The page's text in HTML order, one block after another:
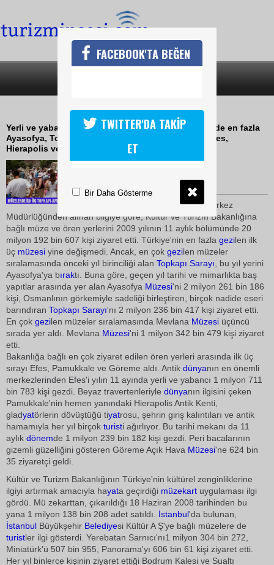
MÜZELERE 20 MİLYON ZİYARETÇİ
Yerli ve yabancı turistler, bu yılın 11 aylık döneminde en fazla
Ayasofya, Topkapı Sarayı ve Mevlana Müzesi ile Efes,
Hierapolis ve Göreme ören yerlerine ilgi gösterdi.
Döner Sermaye İşletmesi Merkez
Müdürlüğünden alınan bilgiye göre, Kültür ve Turizm Bakanlığına
bağlı müze ve ören yerlerini 2009 yılının 11 aylık bölümünde 20
milyon 192 bin 607 kişi ziyaret etti. Türkiye'nin en fazla gezilen ilk
üç müzesi yine değişmedi. Ancak, en çok gezilen müzeler
sıralamasında önceki yıl birinciliği alan Topkapı Sarayı , bu yıl yerini
Ayasofya'ya bıraktı. Buna göre, geçen yıl tarihi ve mimarlıkta baş
yapıtlar arasında yer alan Ayasofya Müzesi'ni 2 milyon 261 bin 186
kişi, Osmanlının görkemiyle sadeliği birleştiren, birçok nadide eseri
barındıran Topkapı Sarayı'nı 2 milyon 236 bin 417 kişi ziyaret etti.
En çok gezilen müzeler sıralamasında Mevlana Müzesi üçüncü
sırada yer aldı. Mevlana Müzesi'ni 1 milyon 342 bin 479 kişi ziyaret
etti.
Bakanlığa bağlı en çok ziyaret edilen ören yerleri arasında ilk üç
sırayı Efes, Pamukkale ve Göreme aldı. Antik dünyanın en önemli
merkezlerinden Efes'i yılın 11 ayında yerli ve yabancı 1 milyon 711
bin 783 kişi gezdi. Beyaz travertenleriyle dünyanın ilgisini çeken
Pamukkale'nin hemen yanındaki Hierapolis Antik Kenti,
gladyatörlerin dövüştüğü tiyatrosu, şehrin giriş kalıntıları ve antik
hamamıyla her yıl birçok turisti ağırlıyor. Bu tarihi mekanı da 11
aylık dönemde 1 milyon 239 bin 182 kişi gezdi. Peri bacalarının
gizemli güzelliğini gösteren Göreme Açık Hava Müzesi'ne 624 bin
35 ziyaretçi geldi.
Kültür ve Turizm Bakanlığının Türkiye'nin kültürel zenginliklerine
ilgiyi artırmak amacıyla hayata geçirdiği müzekart uygulaması ilgi
gördü. Mü zekarttan, çıkarıldığı 18 Haziran 2008 tarihinden bu
yana 1 milyon 138 bin 208 adet satıldı. İstanbul'da bulunan,
İstanbul Büyükşehir Belediyesi Kültür A Ş'ye bağlı müzelere de
turistler ilgi gösterdi. Yerebatan Sarnıcı'nı1 milyon 304 bin 272,
Miniatürk'ü 507 bin 955, Panorama'yı 606 bin 61 kişi ziyaret etti.
Her yıl binlerce kişinin ziyaret ettiği Bodrum Kalesi ve Sualtı
FACEBOOK'TA BEĞEN
TWITTER'DA TAKİP
ET
Bir Daha Gösterme